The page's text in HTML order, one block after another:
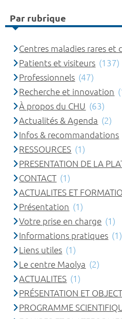
Par rubrique
Centres maladies rares et
Patients et visiteurs (137)
Professionnels (47)
Recherche et innovation
À propos du CHU (63)
Actualités & Agenda (2)
Infos & recommandations
RESSOURCES (1)
PRESENTATION DE LA
CONTACT (1)
ACTUALITES ET
Présentation (1)
Votre prise en charge (1)
Informations pratiques (1)
Liens utiles (1)
Le centre Maolya (2)
ACTUALITES (1)
PRÉSENTATION ET
PROGRAMME